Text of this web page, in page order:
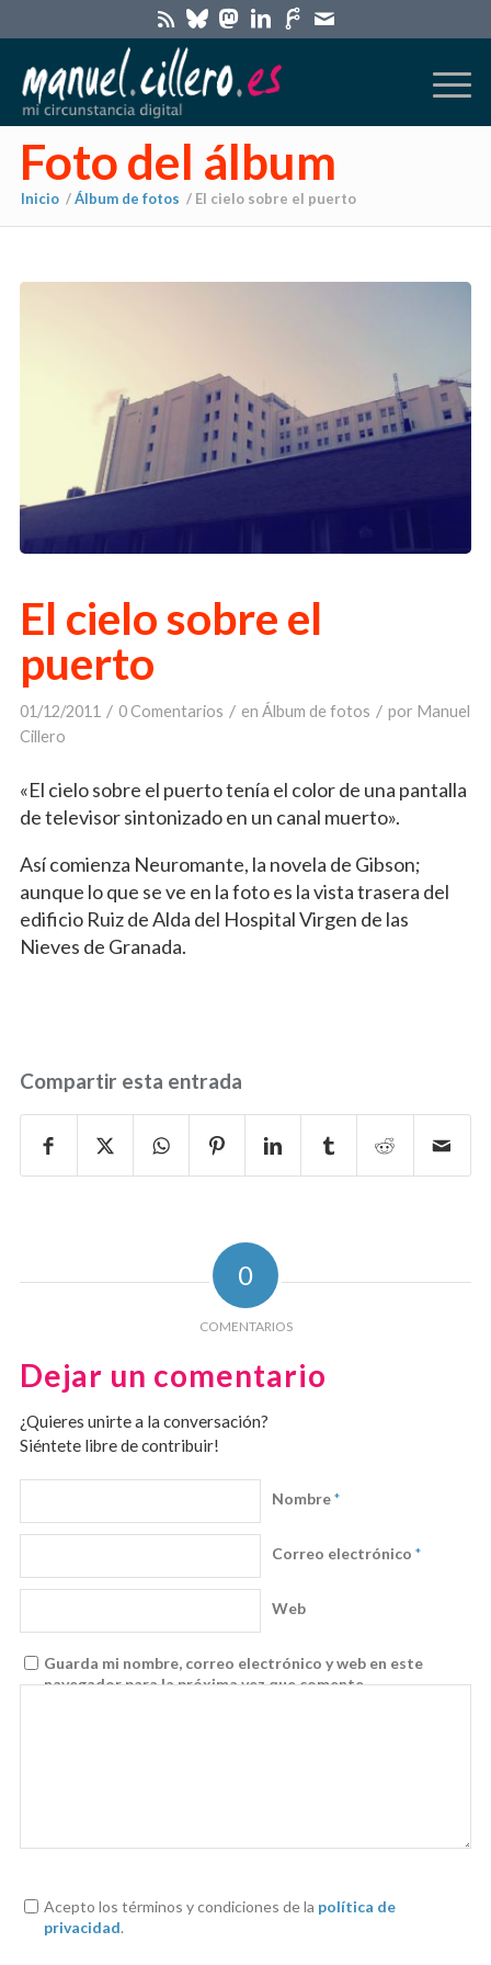
Foto del álbum
Inicio /Álbum de fotos / El cielo sobre el puerto
El cielo sobre el
puerto
01/12/2011 / 0 Comentarios / en Álbum de fotos / por Manuel
Cillero
«El cielo sobre el puerto tenía el color de una pantalla
de televisor sintonizado en un canal muerto».
Así comienza Neuromante, la novela de Gibson;
aunque lo que se ve en la foto es la vista trasera del
edificio Ruiz de Alda del Hospital Virgen de las
Nieves de Granada.
Compartir esta entrada
0
COMENTARIOS
Dejar un comentario
¿Quieres unirte a la conversación?
Siéntete libre de contribuir!
Nombre*
Correo electrónico *
Web
Guarda mi nombre, correo electrónico y web en este
navegador para la próxima vez que comente.
Acepto los términos y condiciones de la política de
privacidad.